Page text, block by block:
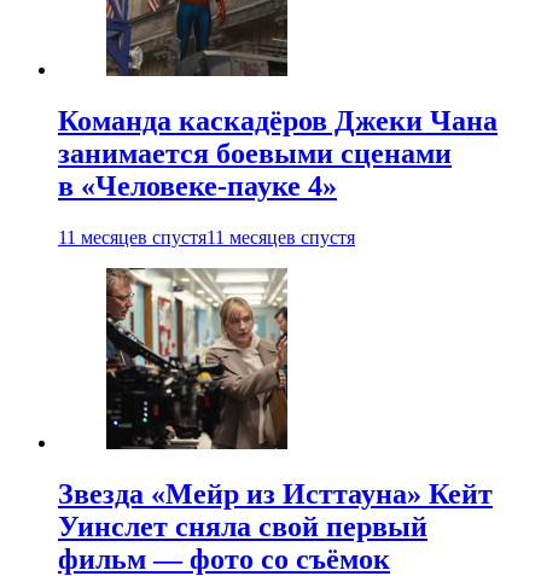
Команда каскадёров Джеки Чана
занимается боевыми сценами
в «Человеке-пауке 4»
11 месяцев спустя11 месяцев спустя
Звезда «Мейр из Исттауна» Кейт
Уинслет сняла свой первый
фильм — фото со съёмок